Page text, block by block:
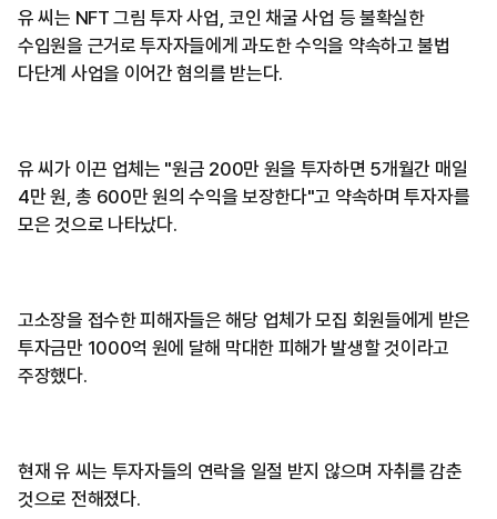
유 씨는 NFT 그림 투자 사업, 코인 채굴 사업 등 불확실한
수입원을 근거로 투자자들에게 과도한 수익을 약속하고 불법
다단계 사업을 이어간 혐의를 받는다.
유 씨가 이끈 업체는 "원금 200만 원을 투자하면 5개월간 매일
4만 원, 총 600만 원의 수익을 보장한다"고 약속하며 투자자를
모은 것으로 나타났다.
고소장을 접수한 피해자들은 해당 업체가 모집 회원들에게 받은
투자금만 1000억 원에 달해 막대한 피해가 발생할 것이라고
주장했다.
현재 유 씨는 투자자들의 연락을 일절 받지 않으며 자취를 감춘
것으로 전해졌다.